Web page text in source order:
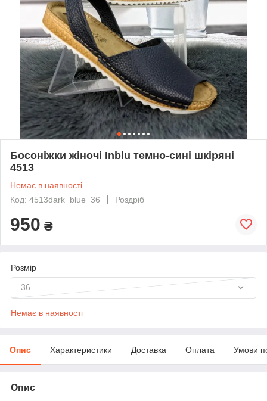
Босоніжки жіночі Inblu темно-сині шкіряні
4513
Немає в наявності
Код: 4513dark_blue_36
Роздріб
950 ₴
Розмір
36
Немає в наявності
Опис Характеристики Доставка Оплата Умови
Опис